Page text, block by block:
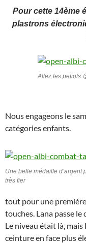
Pour cette 14ème
plastrons
Allez les petiots
Nous engageons le
catégories enfants.
Une belle médaille d’argent
très fier
tout pour une
touches. Lana passe le
Le niveau était là, mais
ceinture en face plus